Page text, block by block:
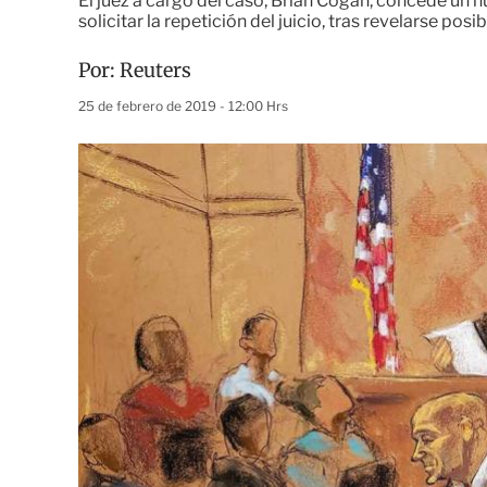
solicitar la repetición del juicio, tras revelarse
Por: Reuters
25 de febrero de 2019 - 12:00 Hrs